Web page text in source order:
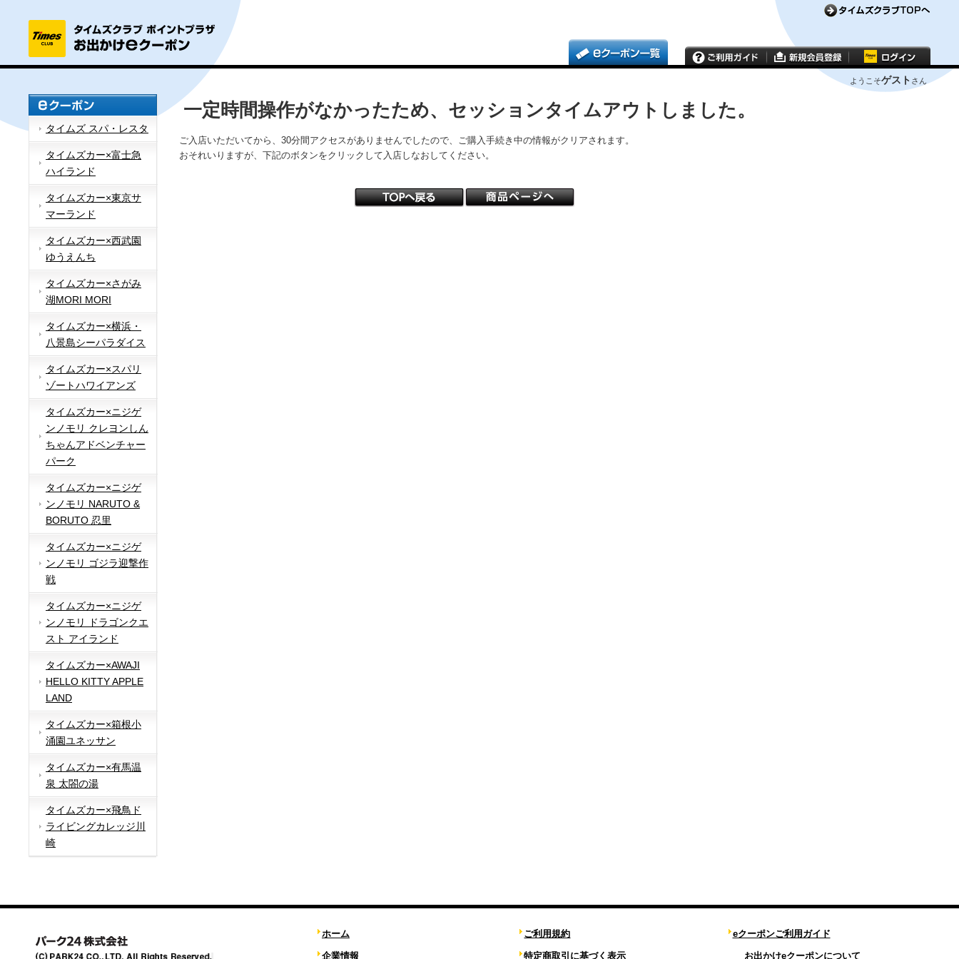
ようこそゲスト さん
タイムズ スパ・レスタ
タイムズカー×富士急
ハイランド
タイムズカー×東京サ
マーランド
タイムズカー×西武園
ゆうえんち
タイムズカー×さがみ
湖MORI MORI
タイムズカー×横浜・
八景島シーパラダイス
タイムズカー×スパリ
ゾートハワイアンズ
タイムズカー×ニジゲ
ンノモリ クレヨンしん
ちゃんアドベンチャー
パーク
タイムズカー×ニジゲ
ンノモリ NARUTO &
BORUTO 忍里
タイムズカー×ニジゲ
ンノモリ ゴジラ迎撃作
戦
タイムズカー×ニジゲ
ンノモリ ドラゴンクエ
スト アイランド
タイムズカー×AWAJI
HELLO KITTY APPLE
LAND
タイムズカー×箱根小
涌園ユネッサン
タイムズカー×有馬温
泉 太閤の湯
タイムズカー×飛鳥ド
ライビングカレッジ川
崎
一定時間操作がなかったため、セッションタイムアウトしました。
ご入店いただいてから、30分間アクセスがありませんでしたので、ご購入手続き中の情報がクリアされます。
おそれいりますが、下記のボタンをクリックして入店しなおしてください。
ホーム
企業情報
ご利用規約
特定商取引に基づく表示
eクーポンご利用ガイド
お出かけeクーポンについて